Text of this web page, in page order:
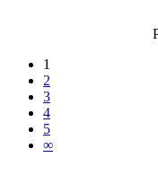
1
2
3
4
5
∞